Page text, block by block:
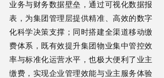
业务与财务数据壁垒，通过可视化数据报
表，为集团管理层提供精准、高效的数字
化科学决策支撑；同时搭建全渠道移动缴
费体系，既有效提升集团物业集中管控效
率与标准化运营水平，也极大便利了业主
缴费，实现企业管理效能与业主服务体验